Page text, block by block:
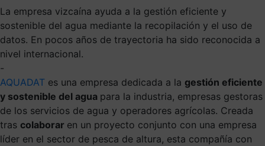
La empresa vizcaína ayuda a la gestión eficiente y
sostenible del agua mediante la recopilación y el uso de
datos. En pocos años de trayectoria ha sido reconocida a
nivel internacional.
-
AQUADAT es una empresa dedicada a la gestión eficiente
y sostenible del agua para la industria, empresas gestoras
de los servicios de agua y operadores agrícolas. Creada
tras colaborar en un proyecto conjunto con una empresa
líder en el sector de pesca de altura, esta compañía con